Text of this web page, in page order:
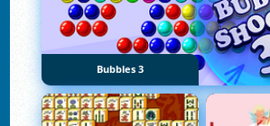
Bubbles 3